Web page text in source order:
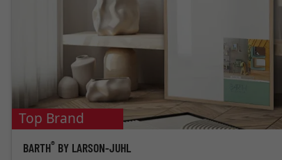
Top Brand
BARTH® BY LARSON-JUHL